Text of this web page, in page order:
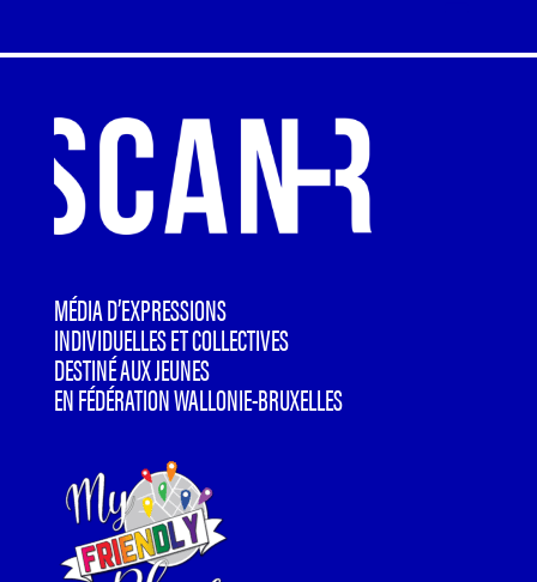
MÉDIA D’EXPRESSIONS
INDIVIDUELLES ET COLLECTIVES
DESTINÉ AUX JEUNES
EN FÉDÉRATION WALLONIE-BRUXELLES